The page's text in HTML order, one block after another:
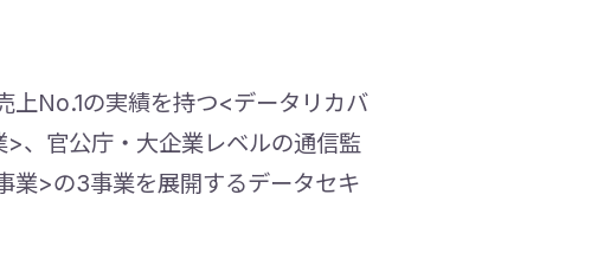
上No.1の実績を持つ<データリカバ
、官公庁・大企業レベルの通信監
業>の3事業を展開するデータセキ